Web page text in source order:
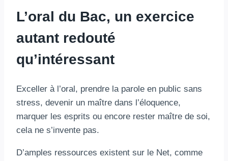
L’oral du Bac, un exercice
autant redouté
qu’intéressant
Exceller à l’oral, prendre la parole en public sans
stress, devenir un maître dans l’éloquence,
marquer les esprits ou encore rester maître de soi,
cela ne s’invente pas.
D’amples ressources existent sur le Net, comme